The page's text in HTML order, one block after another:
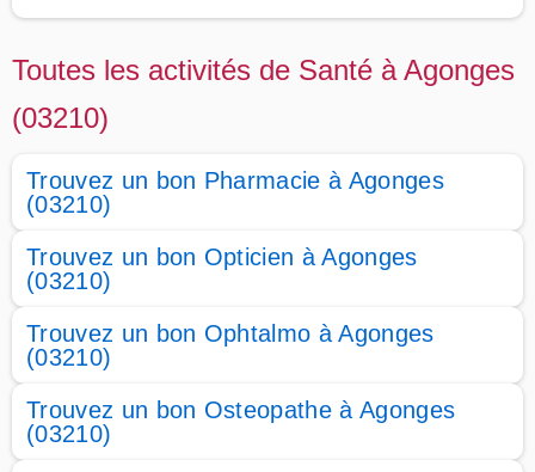
Toutes les activités de Santé à Agonges
(03210)
Trouvez un bon Pharmacie à Agonges
(03210)
Trouvez un bon Opticien à Agonges
(03210)
Trouvez un bon Ophtalmo à Agonges
(03210)
Trouvez un bon Osteopathe à Agonges
(03210)